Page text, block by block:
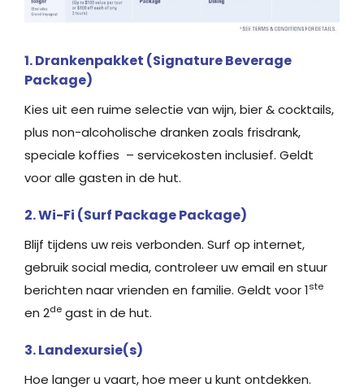
1. Drankenpakket (Signature Beverage
Package)
Kies uit een ruime selectie van wijn, bier & cocktails,
plus non-alcoholische dranken zoals frisdrank,
speciale koffies – servicekosten inclusief. Geldt
voor alle gasten in de hut.
2. Wi-Fi (Surf Package Package)
Blijf tijdens uw reis verbonden. Surf op internet,
gebruik social media, controleer uw email en stuur
berichten naar vrienden en familie. Geldt voor 1ste
en 2de gast in de hut.
3. Landexursie(s)
Hoe langer u vaart, hoe meer u kunt ontdekken.